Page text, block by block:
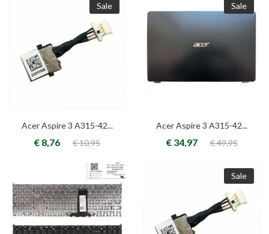
Sale
Acer Aspire 3 A315-42...
€ 8,76 € 10,95
Sale
Acer Aspire 3 A315-42...
€ 34,97 € 49,95
Sale